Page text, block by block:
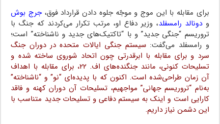
برای مقابله با این موج و موجّه جلوه دادن قرارداد فوق،جرج بوش‌
ودونالد رامسفلد، وزیر دفاع او، مرتب تکرار می‌کردند که جنگ با
تروریسم “جنگی جدید” و با “تاکتیک‌های جدید و ناشناخته” است؛
و رامسفلد می‌گفت: سیستم جنگی ایالات متحده در دوران جنگ
سرد و برای مقابله با ابرقدرتی چون اتحاد شوروی ساخته شده و
تسلیحات کنونی، مانند جنگنده‌های اف. ۲۲، برای مقابله با اهداف
آن زمان طراحی‌شده است. اکنون که با پدیده‌ای “نو” و “ناشناخته”
به‌نام “تروریسم جهانی” مواجهیم، تسلیحات آن دوران کهنه و فاقد
کارایی است و اینک به سیستم دفاعی و تسلیحات جدید متناسب با
این دشمن نیاز داریم.